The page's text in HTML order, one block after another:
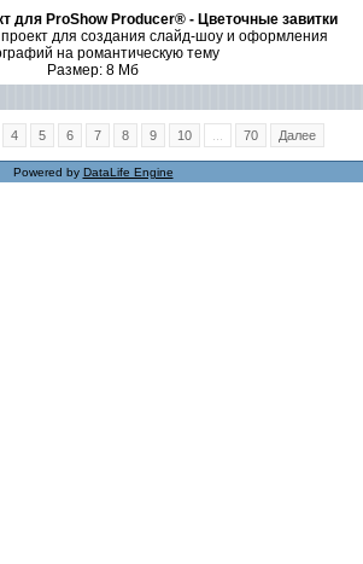
для ProShow Producer® - Цветочные завитки
для создания слайд-шоу и оформления
на романтическую тему
Размер: 8 Мб
4 5 6 7 8 9 10 70 Далее
Powered by DataLife Engine